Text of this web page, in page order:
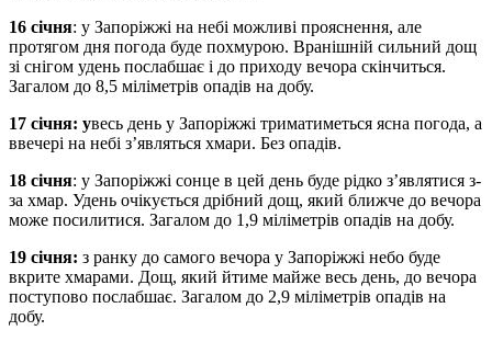
16 січня: у Запоріжжі на небі можливі прояснення, але
протягом дня погода буде похмурою. Вранішній сильний дощ
зі снігом удень послабшає і до приходу вечора скінчиться.
Загалом до 8,5 міліметрів опадів на добу.
17 січня: увесь день у Запоріжжі триматиметься ясна погода, а
ввечері на небі з’являться хмари. Без опадів.
18 січня: у Запоріжжі сонце в цей день буде рідко з’являтися з-
за хмар. Удень очікується дрібний дощ, який ближче до вечора
може посилитися. Загалом до 1,9 міліметрів опадів на добу.
19 січня: з ранку до самого вечора у Запоріжжі небо буде
вкрите хмарами. Дощ, який йтиме майже весь день, до вечора
поступово послабшає. Загалом до 2,9 міліметрів опадів на
добу.